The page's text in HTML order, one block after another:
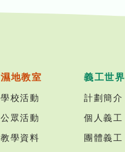
濕地教室
學校活動
公眾活動
教學資料
義工世界
計劃簡介
個人義工
團體義工